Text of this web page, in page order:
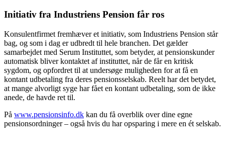
Initiativ fra Industriens Pension får ros
Konsulentfirmet fremhæver et initiativ, som Industriens Pension står
bag, og som i dag er udbredt til hele branchen. Det gælder
samarbejdet med Serum Instituttet, som betyder, at pensionskunder
automatisk bliver kontaktet af instituttet, når de får en kritisk
sygdom, og opfordret til at undersøge muligheden for at få en
kontant udbetaling fra deres pensionsselskab. Reelt har det betydet,
at mange alvorligt syge har fået en kontant udbetaling, som de ikke
anede, de havde ret til.
På www.pensionsinfo.dk kan du få overblik over dine egne
pensionsordninger – også hvis du har opsparing i mere en ét selskab.